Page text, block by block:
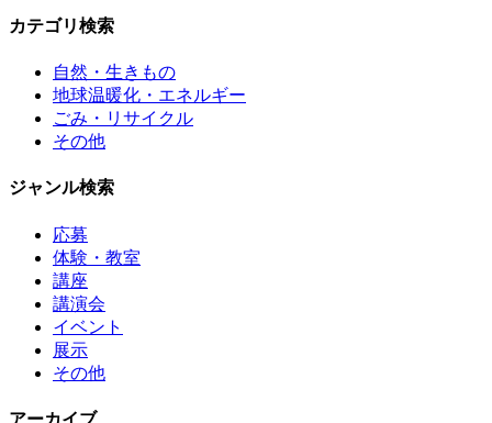
カテゴリ検索
自然・生きもの
地球温暖化・エネルギー
ごみ・リサイクル
その他
ジャンル検索
応募
体験・教室
講座
講演会
イベント
展示
その他
アーカイブ